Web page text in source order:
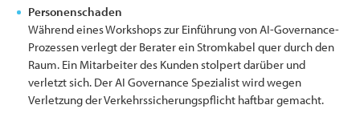
Personenschaden
Während eines Workshops zur Einführung von AI-Governance-
Prozessen verlegt der Berater ein Stromkabel quer durch den
Raum. Ein Mitarbeiter des Kunden stolpert darüber und
verletzt sich. Der AI Governance Spezialist wird wegen
Verletzung der Verkehrssicherungspflicht haftbar gemacht.